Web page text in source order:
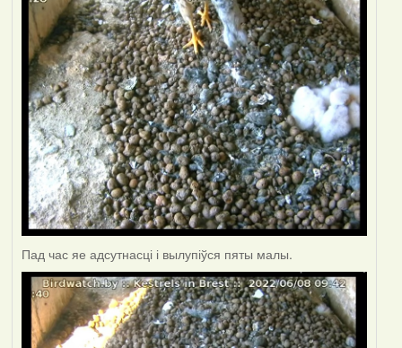
Пад час яе адсутнасці і вылупіўся пяты малы.